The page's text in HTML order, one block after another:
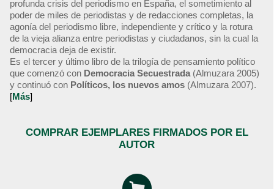
profunda crisis del periodismo en España, el sometimiento al
poder de miles de periodistas y de redacciones completas, la
agonía del periodismo libre, independiente y crítico y la rotura
de la vieja alianza entre periodistas y ciudadanos, sin la cual la
democracia deja de existir.
Es el tercer y último libro de la trilogía de pensamiento político
que comenzó con Democracia Secuestrada (Almuzara 2005)
y continuó con Políticos, los nuevos amos (Almuzara 2007).
[Más]
COMPRAR EJEMPLARES FIRMADOS POR EL
AUTOR